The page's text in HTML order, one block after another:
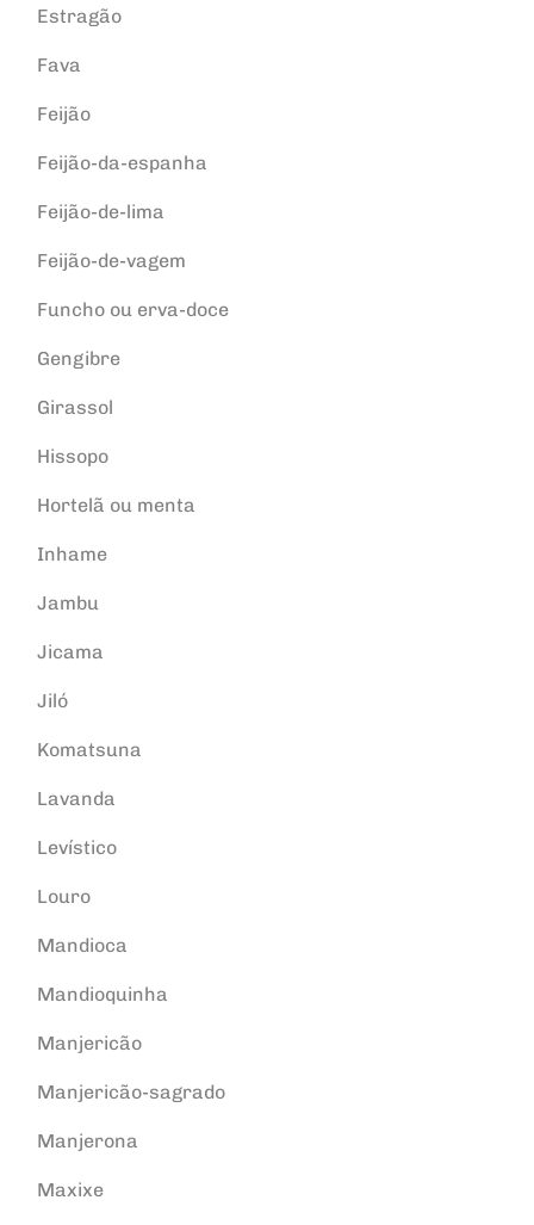
Estragão
Fava
Feijão
Feijão-da-espanha
Feijão-de-lima
Feijão-de-vagem
Funcho ou erva-doce
Gengibre
Girassol
Hissopo
Hortelã ou menta
Inhame
Jambu
Jicama
Jiló
Komatsuna
Lavanda
Levístico
Louro
Mandioca
Mandioquinha
Manjericão
Manjericão-sagrado
Manjerona
Maxixe